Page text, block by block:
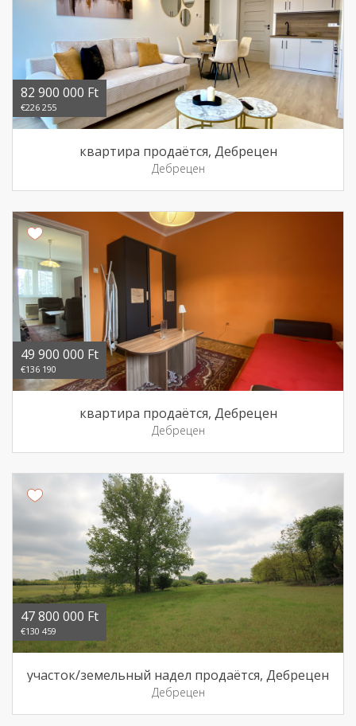
82 900 000 Ft
€226 255
квартира продаётся, Дебрецен
Дебрецен
49 900 000 Ft
€136 190
квартира продаётся, Дебрецен
Дебрецен
47 800 000 Ft
€130 459
участок/земельный надел продаётся, Дебрецен
Дебрецен